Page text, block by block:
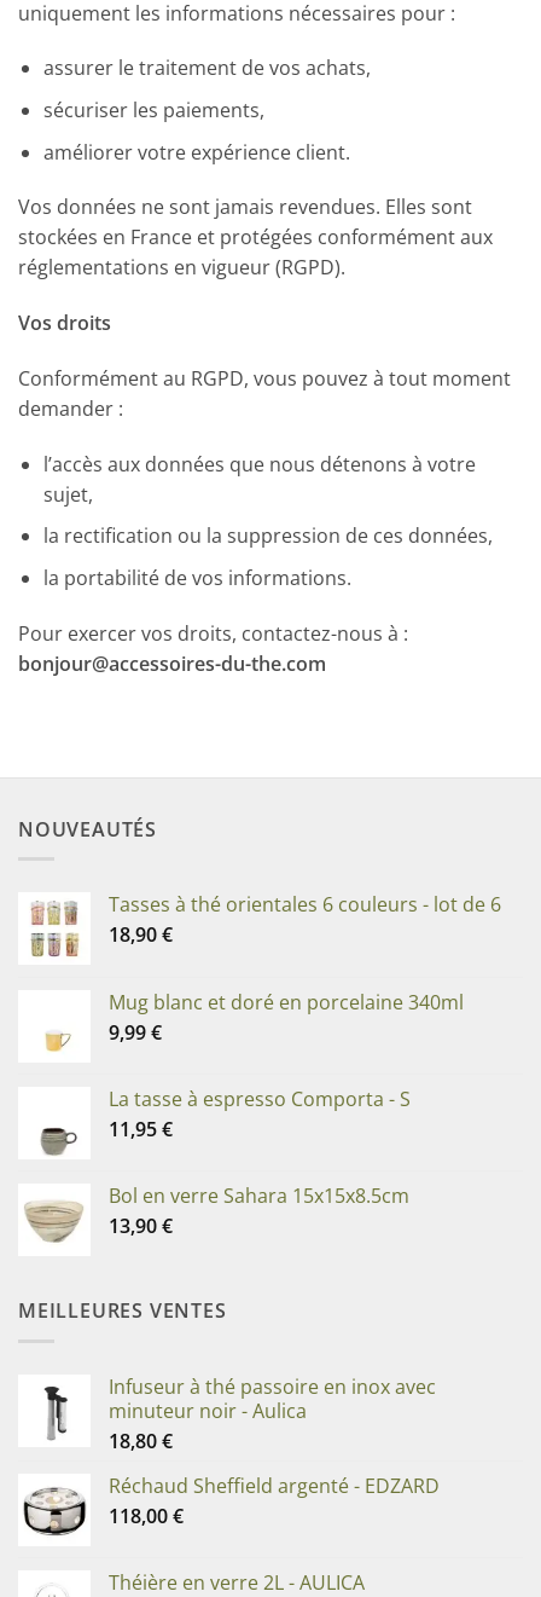
uniquement les informations nécessaires pour :
assurer le traitement de vos achats,
sécuriser les paiements,
améliorer votre expérience client.
Vos données ne sont jamais revendues. Elles sont
stockées en France et protégées conformément aux
réglementations en vigueur (RGPD).
Vos droits
Conformément au RGPD, vous pouvez à tout moment
demander :
l’accès aux données que nous détenons à votre
sujet,
la rectification ou la suppression de ces données,
la portabilité de vos informations.
Pour exercer vos droits, contactez-nous à :
bonjour@accessoires-du-the.com
NOUVEAUTÉS
Tasses à thé orientales 6 couleurs - lot de 6
18,90€
Mug blanc et doré en porcelaine 340ml
9,99€
La tasse à espresso Comporta - S
11,95€
Bol en verre Sahara 15x15x8.5cm
13,90€
MEILLEURES VENTES
Infuseur à thé passoire en inox avec
minuteur noir - Aulica
18,80€
Réchaud Sheffield argenté - EDZARD
118,00€
Théière en verre 2L - AULICA